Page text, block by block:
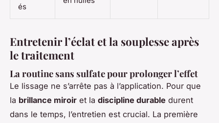
és
Entretenir l’éclat et la souplesse après
le traitement
La routine sans sulfate pour prolonger l’effet
Le lissage ne s’arrête pas à l’application. Pour que
la brillance miroir et la discipline durable durent
dans le temps, l’entretien est crucial. La première